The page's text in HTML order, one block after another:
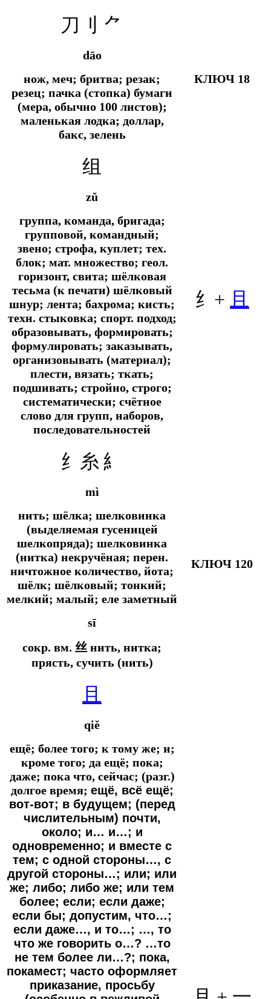
刀刂 ⺈
dāo
нож, меч; бритва; резак;
резец; пачка (стопка) бумаги
(мера, обычно 100 листов);
маленькая лодка; доллар,
бакс, зелень
КЛЮЧ 18
组
zǔ
группа, команда, бригада;
групповой, командный;
звено; строфа, куплет; тех.
блок; мат. множество; геол.
горизонт, свита; шёлковая
тесьма (к печати) шёлковый
шнур; лента; бахрома; кисть;
техн. стыковка; спорт. подход;
образовывать, формировать;
формулировать; заказывать,
организовывать (материал);
плести, вязать; ткать;
подшивать; стройно, строго;
систематически; счётное
слово для групп, наборов,
последовательностей
纟+ 且
纟糸 糹
mì
нить; шёлка; шелковинка
(выделяемая гусеницей
шелкопряда); шелковинка
(нитка) некручёная; перен.
ничтожное количество, йота;
шёлк; шёлковый; тонкий;
мелкий; малый; еле заметный
sī
сокр. вм. 丝 нить, нитка;
прясть, сучить (нить)
КЛЮЧ 120
且
qiě
ещё; более того; к тому же; и;
кроме того; да ещё; пока;
даже; пока что, сейчас; (разг.)
долгое время; ещё, всё ещё;
вот-вот; в будущем; (перед
числительным) почти,
около; и… и…; и
одновременно; и вместе с
тем; с одной стороны…, с
другой стороны…; или; или
же; либо; либо же; или тем
более; если; если даже;
если бы; допустим, что…;
если даже…, и то…; …, то
что же говорить о…? …то
не тем более ли…?; пока,
покамест; часто оформляет
приказание, просьбу